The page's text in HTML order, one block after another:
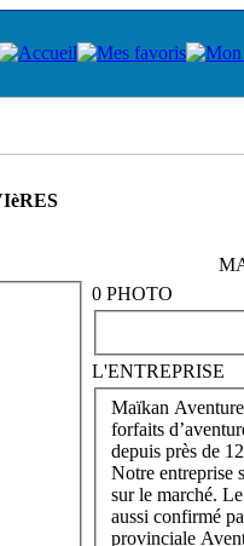
0 PHOTO
L'ENTREPRISE
Maïkan
forfaits
depuis près de
Notre entreprise
sur le marché.
aussi confirmé
provinciale